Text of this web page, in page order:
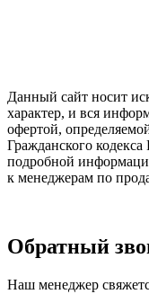
Данный сайт носит
характер, и вся
офертой,
Гражданского
подробной
к менеджерам по
Обратный
Наш менеджер